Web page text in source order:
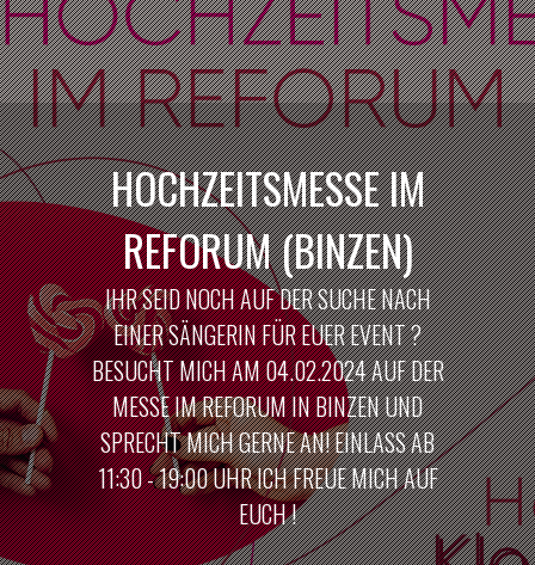
HOCHZEITSMESSE IM
REFORUM (BINZEN)
IHR SEID NOCH AUF DER SUCHE NACH
EINER SÄNGERIN FÜR EUER EVENT ?
BESUCHT MICH AM 04.02.2024 AUF DER
MESSE IM REFORUM IN BINZEN UND
SPRECHT MICH GERNE AN! EINLASS AB
11:30 - 19:00 UHR ICH FREUE MICH AUF
EUCH !